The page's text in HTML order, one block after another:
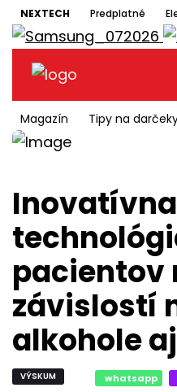
NEXTECH Predplatné
Magazín Tipy na
Inovatívna
pacientov
závislostí
alkohole
VÝSKUM whatsapp